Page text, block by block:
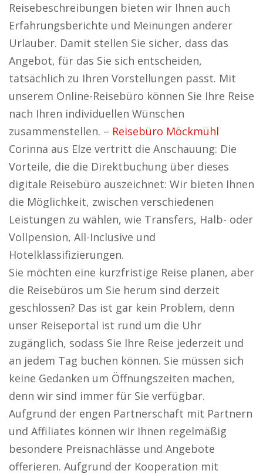
Reisebeschreibungen bieten wir Ihnen auch
Erfahrungsberichte und Meinungen anderer
Urlauber. Damit stellen Sie sicher, dass das
Angebot, für das Sie sich entscheiden,
tatsächlich zu Ihren Vorstellungen passt. Mit
unserem Online-Reisebüro können Sie Ihre Reise
nach Ihren individuellen Wünschen
zusammenstellen. – Reisebüro Möckmühl
Corinna aus Elze vertritt die Anschauung: Die
Vorteile, die die Direktbuchung über dieses
digitale Reisebüro auszeichnet: Wir bieten Ihnen
die Möglichkeit, zwischen verschiedenen
Leistungen zu wählen, wie Transfers, Halb- oder
Vollpension, All-Inclusive und
Hotelklassifizierungen.
Sie möchten eine kurzfristige Reise planen, aber
die Reisebüros um Sie herum sind derzeit
geschlossen? Das ist gar kein Problem, denn
unser Reiseportal ist rund um die Uhr
zugänglich, sodass Sie Ihre Reise jederzeit und
an jedem Tag buchen können. Sie müssen sich
keine Gedanken um Öffnungszeiten machen,
denn wir sind immer für Sie verfügbar.
Aufgrund der engen Partnerschaft mit Partnern
und Affiliates können wir Ihnen regelmäßig
besondere Preisnachlässe und Angebote
offerieren. Aufgrund der Kooperation mit